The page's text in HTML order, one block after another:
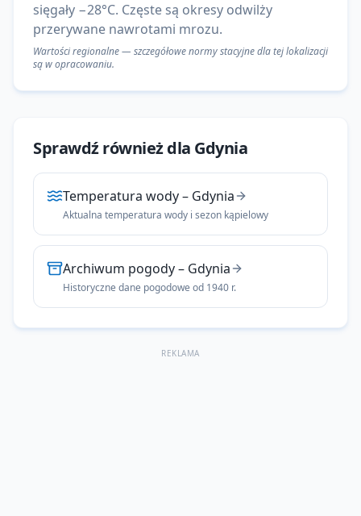
sięgały −28°C. Częste są okresy odwilży
przerywane nawrotami mrozu.
Wartości regionalne — szczegółowe normy stacyjne dla tej lokalizacji
są w opracowaniu.
Sprawdź również dla Gdynia
Temperatura wody– Gdynia
Aktualna temperatura wody i sezon kąpielowy
Archiwum pogody– Gdynia
Historyczne dane pogodowe od 1940 r.
REKLAMA